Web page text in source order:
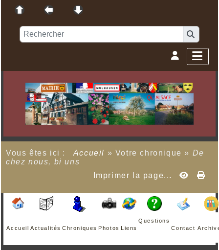
Vous êtes ici : Accueil » Votre chronique » De
chez nous, bi uns
Imprimer la page...
Accueil Actualités Chroniques Photos Liens
Questions
Contact